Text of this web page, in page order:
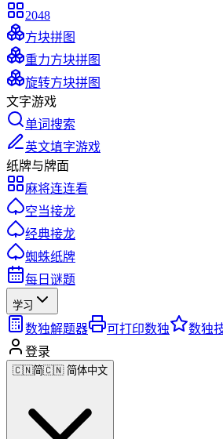
2048
方块拼图
重力方块拼图
旋转方块拼图
文字游戏
单词搜索
英文填字游戏
纸牌与牌面
麻将连连看
空当接龙
经典接龙
蜘蛛纸牌
每日谜题
学习
数独解题器 可打印数独 数独
登录
🇨🇳简🇨🇳 简体中文